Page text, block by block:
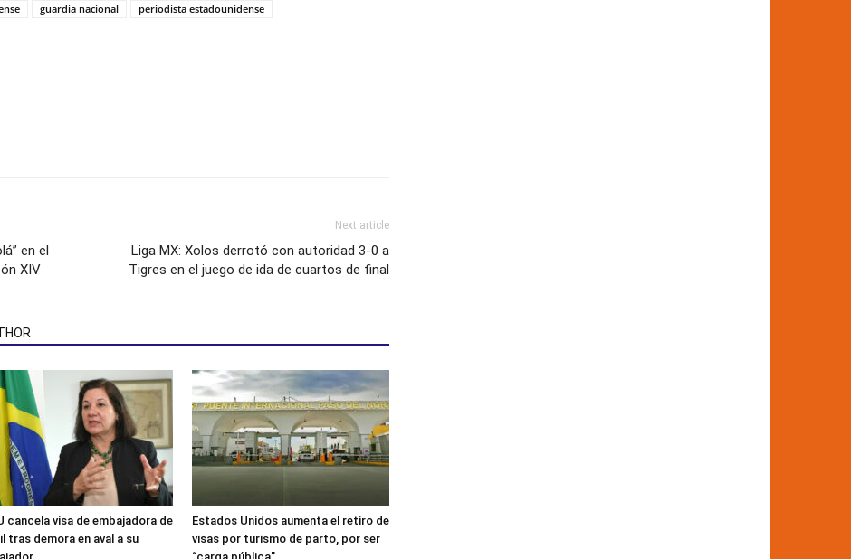
guardia nacional
periodista estadounidense
en el
XIV
Next article
Liga MX: Xolos derrotó con autoridad 3-0 a
Tigres en el juego de ida de cuartos de final
cancela visa de embajadora de
tras demora en aval a su
Estados Unidos aumenta el retiro de
visas por turismo de parto, por ser